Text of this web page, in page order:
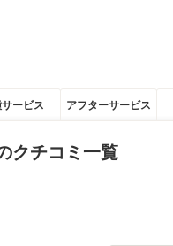
ービス アフターサービス
クチコミ一覧